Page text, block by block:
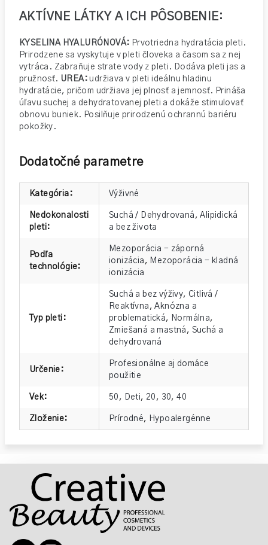
AKTÍVNE LÁTKY A ICH PÔSOBENIE:
KYSELINA HYALURÓNOVÁ: Prvotriedna hydratácia pleti.
Prirodzene sa vyskytuje v pleti človeka a časom sa z nej
vytráca. Zabraňuje strate vody z pleti. Dodáva pleti jas a
pružnosť. UREA: udržiava v pleti ideálnu hladinu
hydratácie, pričom udržiava jej plnosť a jemnosť. Prináša
úľavu suchej a dehydratovanej pleti a dokáže stimulovať
obnovu buniek. Posilňuje prirodzenú ochrannú bariéru
pokožky.
Dodatočné parametre
Kategória : Výživné
Nedokonalosti
pleti:
Suchá / Dehydrovaná ,Alipidická
a bez života
Podľa
technológie:
Mezoporácia - záporná
ionizácia , Mezoporácia - kladná
ionizácia
Typ pleti :
Suchá a bez výživy,Citlivá /
Reaktívna ,Aknózna a
problematická, Normálna,
Zmiešaná a mastná , Suchá a
dehydrovaná
Určenie :
Profesionálne aj domáce
použitie
Vek: 50 , Deti, 20 , 30,40
Zloženie: Prírodné, Hypoalergénne